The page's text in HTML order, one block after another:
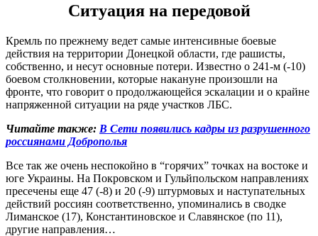
Ситуация на передовой
Кремль по прежнему ведет самые интенсивные боевые
действия на территории Донецкой области, где рашисты,
собственно, и несут основные потери. Известно о 241-м (-10)
боевом столкновении, которые накануне произошли на
фронте, что говорит о продолжающейся эскалации и о крайне
напряженной ситуации на ряде участков ЛБС.
Читайте также: В Сети появились кадры из разрушенного
россиянами Доброполья
Все так же очень неспокойно в “горячих” точках на востоке и
юге Украины. На Покровском и Гульйпольском направлениях
пресечены еще 47 (-8) и 20 (-9) штурмовых и наступательных
действий россиян соответственно, упоминались в сводке
Лиманское (17), Константиновское и Славянское (по 11),
другие направления…